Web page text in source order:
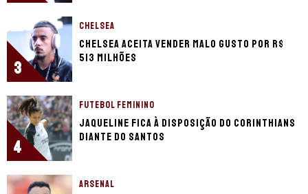
3
CHELSEA
Chelsea aceita vender Malo Gusto por R$
513 milhões
4
FUTEBOL FEMININO
Jaqueline fica à disposição do Corinthians
diante do Santos
ARSENAL